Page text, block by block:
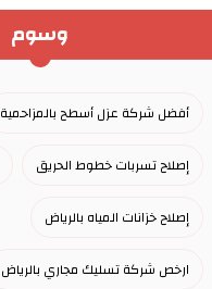
وسوم
أفضل شركة عزل أسطح بالمزاحمية
إصلاح تسربات خطوط الحريق
إصلاح خزانات المياه بالرياض
ارخص شركة تسليك مجاري بالرياض